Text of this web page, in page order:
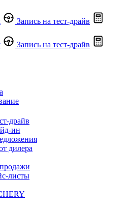
Запись на тест-драйв
Запись на тест-драйв
драйв
ин
дилера
листы